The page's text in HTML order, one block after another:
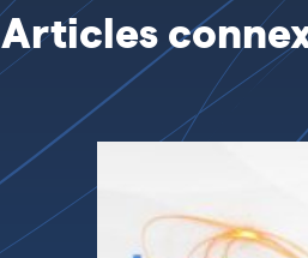
Articles